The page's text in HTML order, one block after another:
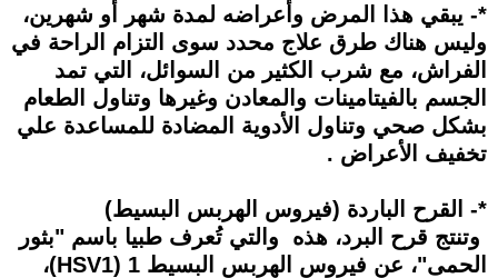
*- يبقي هذا المرض وأعراضه لمدة شهر أو شهرين،
وليس هناك طرق علاج محدد سوى التزام الراحة في
الفراش، مع شرب الكثير من السوائل، التي تمد
الجسم بالفيتامينات والمعادن وغيرها وتناول الطعام
بشكل صحي وتناول الأدوية المضادة للمساعدة علي
تخفيف الأعراض .
*- القرح الباردة (فيروس الهربس البسيط)
وتنتج قرح البرد، هذه والتي تُعرف طبيا باسم "بثور
الحمى"، عن فيروس الهربس البسيط 1 (HSV1)،